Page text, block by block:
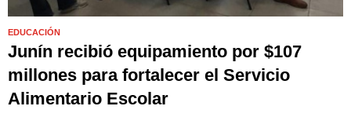
EDUCACIÓN
Junín recibió equipamiento por $107
millones para fortalecer el Servicio
Alimentario Escolar